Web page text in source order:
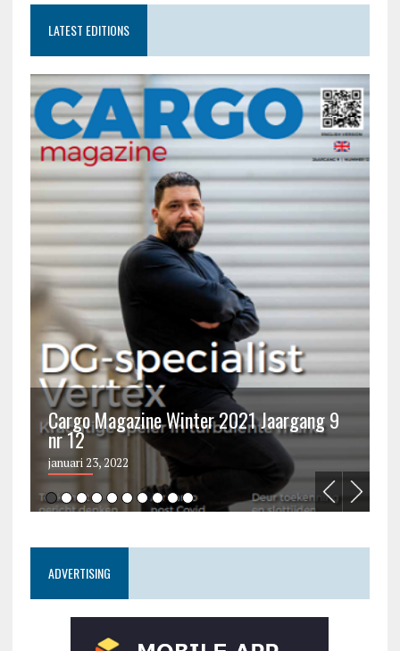
LATEST EDITIONS
Cargo Magazine Winter 2021 Jaargang 9
nr 12
januari 23, 2022
ADVERTISING